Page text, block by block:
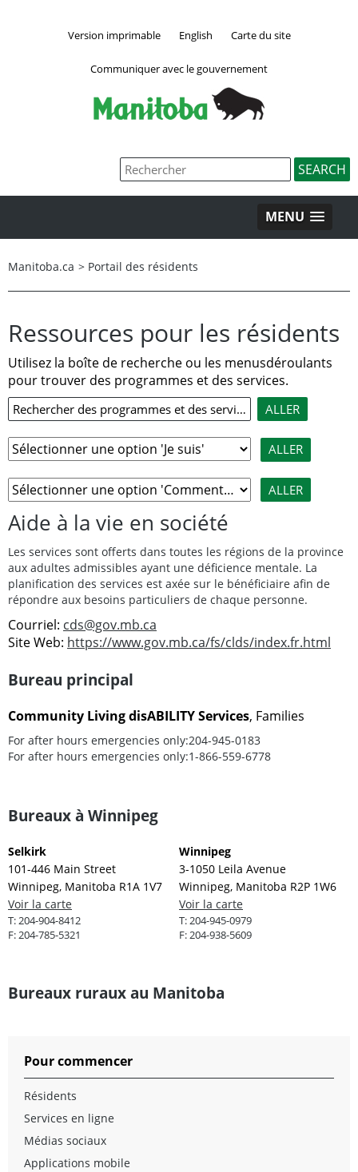
Version imprimable English Carte du site
Communiquer avec le gouvernement
MENU
Manitoba.ca > Portail des résidents
Ressources pour les résidents
Utilisez la boîte de recherche ou les menusdéroulants
pour trouver des programmes et des services.
Aide à la vie en société
Les services sont offerts dans toutes les régions de la province
aux adultes admissibles ayant une déficience mentale. La
planification des services est axée sur le bénéficiaire afin de
répondre aux besoins particuliers de chaque personne.
Courriel: cds@gov.mb.ca
Site Web: https://www.gov.mb.ca/fs/clds/index.fr.html
Bureau principal
Community Living disABILITY Services, Families
For after hours emergencies only:204-945-0183
For after hours emergencies only:1-866-559-6778
Bureaux à Winnipeg
Selkirk
101-446 Main Street
Winnipeg, Manitoba R1A 1V7
Voir la carte
T:204-904-8412
F:204-785-5321
Winnipeg
3-1050 Leila Avenue
Winnipeg, Manitoba R2P 1W6
Voir la carte
T:204-945-0979
F:204-938-5609
Bureaux ruraux au Manitoba
Pour commencer
Résidents
Services en ligne
Médias sociaux
Applications mobile